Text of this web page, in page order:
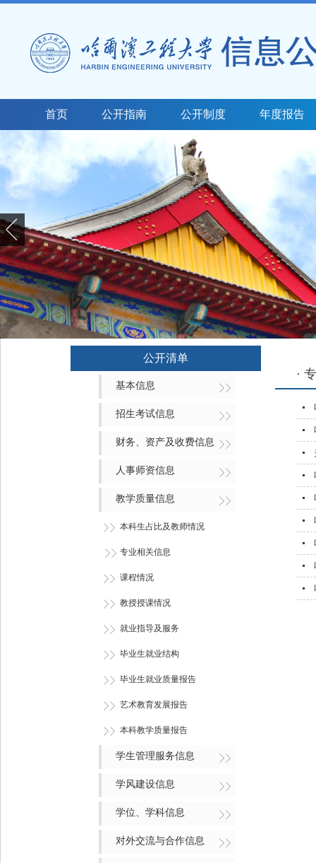
首页 公开指南 公开制度 年度报告
公开清单
基本信息
招生考试信息
财务、资产及收费信息
人事师资信息
教学质量信息
本科生占比及教师情况
专业相关信息
课程情况
教授授课情况
就业指导及服务
毕业生就业结构
毕业生就业质量报告
艺术教育发展报告
本科教学质量报告
学生管理服务信息
学风建设信息
学位、学科信息
对外交流与合作信息
·